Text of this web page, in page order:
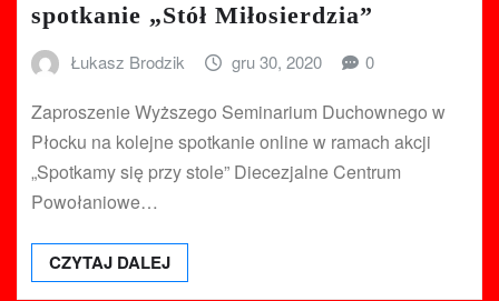
spotkanie „Stół Miłosierdzia”
Łukasz Brodzik gru 30, 2020 0
Zaproszenie Wyższego Seminarium Duchownego w
Płocku na kolejne spotkanie online w ramach akcji
„Spotkamy się przy stole” Diecezjalne Centrum
Powołaniowe…
CZYTAJ DALEJ